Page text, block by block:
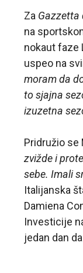
Za Gazzetta
na
nokaut faze
uspeo na
moram da
to sjajna
izuzetna
Pridružio se
zvižde i
sebe. Imali
Italijanska
Damiena
Investicije
jedan dan